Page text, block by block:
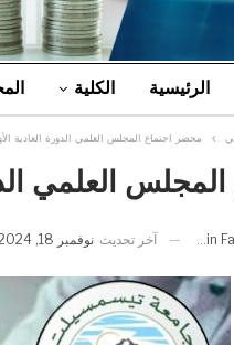
الرئيسية الكلية
محضر اجتماع المجلس العلمي الدورة العادية الأولى 22 أكتوبر
العلمي الدورة
آخر تحديث نوفمبر 18, 2024